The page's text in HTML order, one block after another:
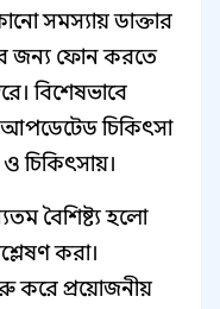
সমস্যায় ডাক্তার
জন্য ফোন করতে
বিশেষভাবে
আপডেটেড চিকিৎসা
চিকিৎসায়।
বৈশিষ্ট্য হলো
করা।
করে প্রয়োজনীয়